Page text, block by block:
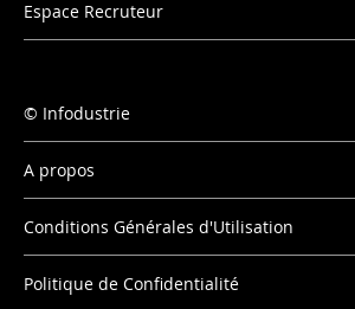
Espace Recruteur
Infodustrie
A propos
Conditions Générales d'Utilisation
Politique de Confidentialité